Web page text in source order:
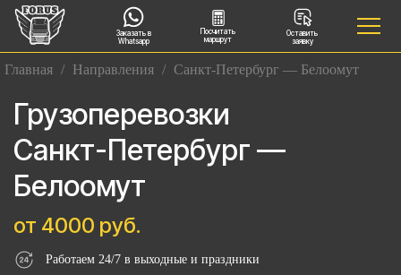
Заказать в
Whatsapp
Посчитать
маршрут
Оставить
заявку
Главная / Направления / Санкт-Петербург — Белоомут
Грузоперевозки
Санкт-Петербург —
Белоомут
от 4000 руб.
Работаем 24/7 в выходные и праздники